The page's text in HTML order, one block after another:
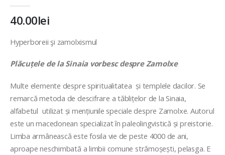
40.00lei
Hyperboreii şi zamolxismul
Plăcuțele de la Sinaia vorbesc despre Zamolxe
Multe elemente despre spiritualitatea și templele dacilor. Se
remarcă metoda de descifrare a tăblițelor de la Sinaia,
alfabetul utilizat și mențiunile speciale despre Zamolxe. Autorul
este un macedonean specializat în paleolingvistică și preistorie.
Limba armânească este fosila vie de peste 4000 de ani,
aproape neschimbată a limbii comune strămoșești, pelasga. E